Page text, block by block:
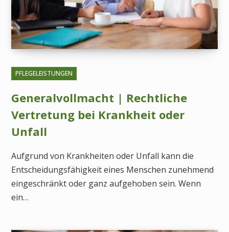
PFLEGELEISTUNGEN
Generalvollmacht | Rechtliche
Vertretung bei Krankheit oder
Unfall
Aufgrund von Krankheiten oder Unfall kann die
Entscheidungsfähigkeit eines Menschen zunehmend
eingeschränkt oder ganz aufgehoben sein. Wenn
ein…